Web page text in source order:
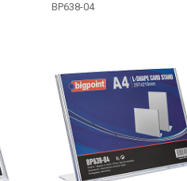
BP638-04